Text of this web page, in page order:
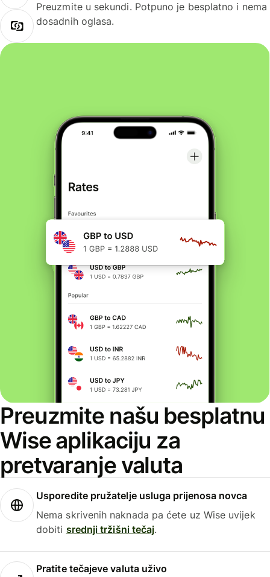
Preuzmite u sekundi. Potpuno je besplatno i nema
dosadnih oglasa.
Preuzmite našu besplatnu
Wise aplikaciju za
pretvaranje valuta
Usporedite pružatelje usluga prijenosa novca
Nema skrivenih naknada pa ćete uz Wise uvijek
dobiti srednji tržišni tečaj.
Pratite tečajeve valuta uživo